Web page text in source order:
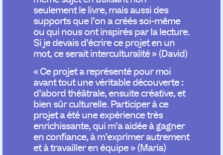
seulement le livre, mais aussi des
supports que l’on a créés soi-même
ou qui nous ont inspirés par la lecture.
Si je devais d’écrire ce projet en un
mot, ce serait interculturalité » (David)
« Ce projet a représenté pour moi
avant tout une véritable découverte :
d’abord théâtrale, ensuite créative, et
bien sûr culturelle. Participer à ce
projet a été une expérience très
enrichissante, qui m’a aidée à gagner
en confiance, à m’exprimer autrement
et à travailler en équipe » (Maria)